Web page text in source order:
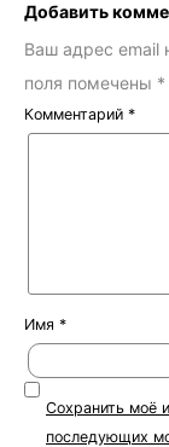
Добавить
Ваш адрес email
поля помечены *
Комментарий *
Имя *
Сохранить моё
последующих